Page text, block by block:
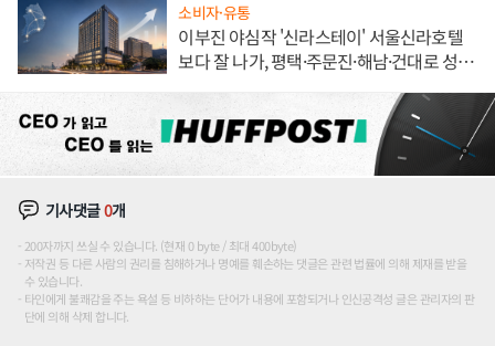
소비자·유통
이부진 야심작 '신라스테이' 서울신라호텔
보다 잘 나가, 평택·주문진·해남·건대로 성
기사댓글0개
200자까지 쓰실 수 있습니다. (현재 0 byte / 최대 400byte)
저작권 등 다른 사람의 권리를 침해하거나 명예를 훼손하는 댓글은 관련 법률에 의해 제재를 받을
수 있습니다.
타인에게 불쾌감을 주는 욕설 등 비하하는 단어가 내용에 포함되거나 인신공격성 글은 관리자의 판
단에 의해 삭제 합니다.